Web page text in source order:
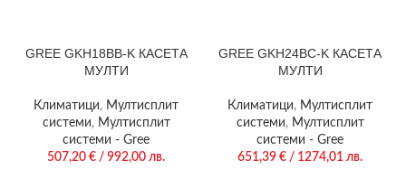
GREE GKH18BB-K КАСЕТА
МУЛТИ
Климатици, Мултисплит
системи, Мултисплит
системи - Gree
507,20 € / 992,00 лв.
GREE GKH24BC-K КАСЕТА
МУЛТИ
Климатици, Мултисплит
системи, Мултисплит
системи - Gree
651,39 € / 1274,01 лв.